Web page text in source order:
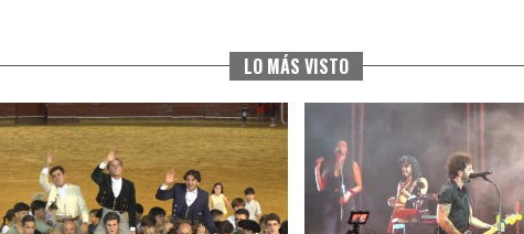
LO MÁS VISTO